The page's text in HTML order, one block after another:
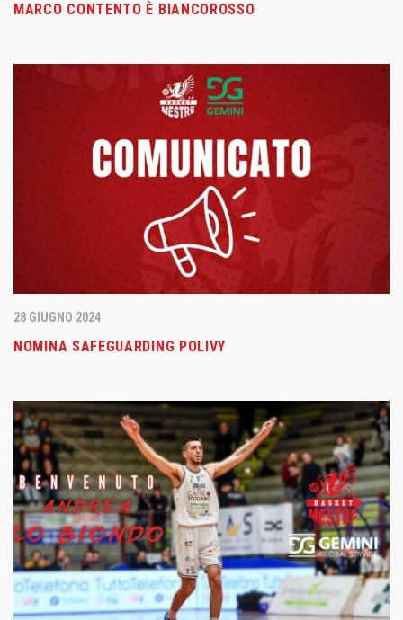
MARCO CONTENTO È BIANCOROSSO
28 GIUGNO 2024
NOMINA SAFEGUARDING POLIVY